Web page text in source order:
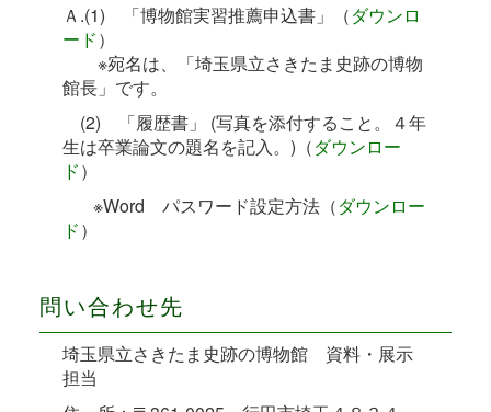
Ａ.(1) 「博物館実習推薦申込書」（ダウンロ
ード）
※宛名は、「埼玉県立さきたま史跡の博物
館長」です。
(2) 「履歴書」 (写真を添付すること。４年
生は卒業論文の題名を記入。)（ダウンロー
ド）
※Word パスワード設定方法（ダウンロー
ド）
問い合わせ先
埼玉県立さきたま史跡の博物館 資料・展示
担当